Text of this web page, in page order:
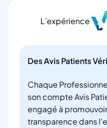
L’expérience
Des Avis Patients
Chaque
son compte Avis
engagé à
transparence dans